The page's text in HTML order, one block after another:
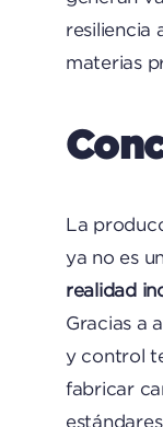
resiliencia
materias
La
ya no es
realidad
Gracias a
y control
fabricar